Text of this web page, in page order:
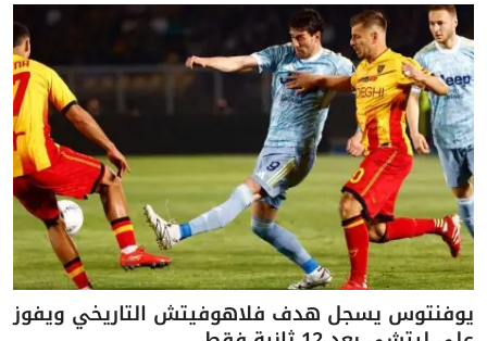
يوفنتوس يسجل هدف فلاهوفيتش التاريخي ويفوز